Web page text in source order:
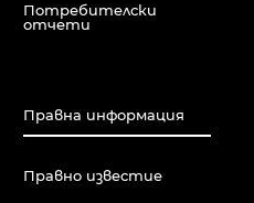
Потребителски
отчети
Правна информация
Правно известие